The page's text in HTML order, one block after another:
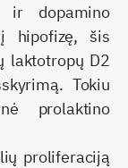
ir dopamino
į hipofizę, šis
laktotropų D2
Tokiu
prolaktino
proliferaciją